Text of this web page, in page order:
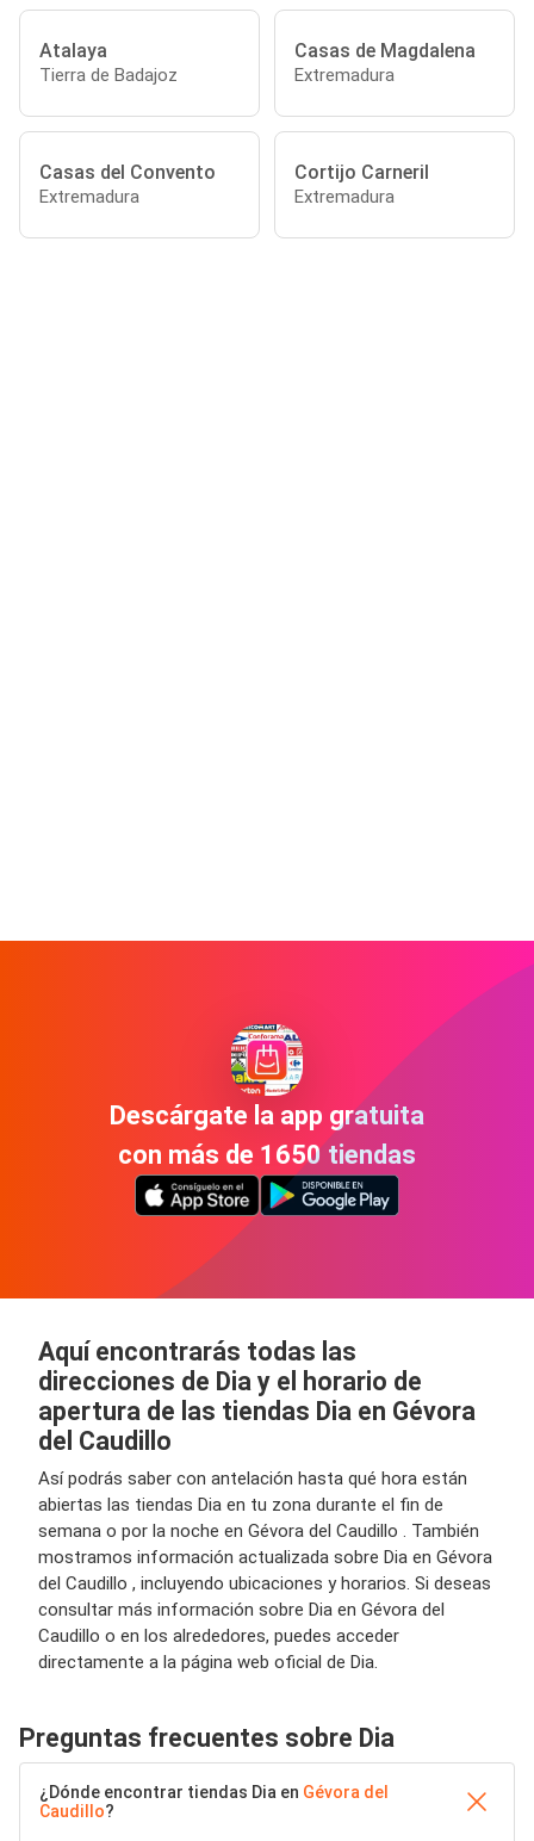
Atalaya
Tierra de Badajoz
Casas de Magdalena
Extremadura
Casas del Convento
Extremadura
Cortijo Carneril
Extremadura
Descárgate la app gratuita
con más de 1650 tiendas
Aquí encontrarás todas las
direcciones de Dia y el horario de
apertura de las tiendas Dia en Gévora
del Caudillo
Así podrás saber con antelación hasta qué hora están
abiertas las tiendas Dia en tu zona durante el fin de
semana o por la noche en Gévora del Caudillo . También
mostramos información actualizada sobre Dia en Gévora
del Caudillo , incluyendo ubicaciones y horarios. Si deseas
consultar más información sobre Dia en Gévora del
Caudillo o en los alrededores, puedes acceder
directamente a la página web oficial de Dia.
Preguntas frecuentes sobre Dia
¿Dónde encontrar tiendas Dia en Gévora del
Caudillo?